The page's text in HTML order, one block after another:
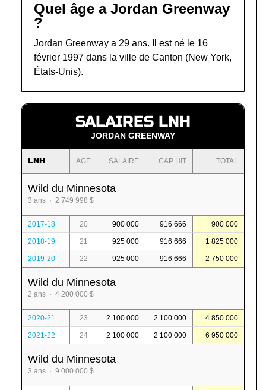
Quel âge a Jordan Greenway
?
Jordan Greenway a 29 ans. Il est né le 16
février 1997 dans la ville de Canton (New York,
États-Unis).
SALAIRES LNH
JORDAN GREENWAY
LNH AGE SALAIRE CAP HIT TOTAL
Wild du Minnesota
3 ans · 2 749 998 $
2017-18 20 900 000 916 666 900 000
2018-19 21 925 000 916 666 1 825 000
2019-20 22 925 000 916 666 2 750 000
Wild du Minnesota
2 ans · 4 200 000 $
2020-21 23 2 100 000 2 100 000 4 850 000
2021-22 24 2 100 000 2 100 000 6 950 000
Wild du Minnesota
3 ans · 9 000 000 $